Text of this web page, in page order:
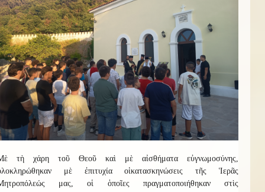
τὴ χάρη τοῦ Θεοῦ καὶ μὲ αἰσθήματα εὐγνωμοσύνης,
μὲ ἐπιτυχία οἱκατασκηνώσεις
τῆς Ἱερᾶς
μας, οἱ ὁποῖες πραγματοποιήθηκαν στὶς